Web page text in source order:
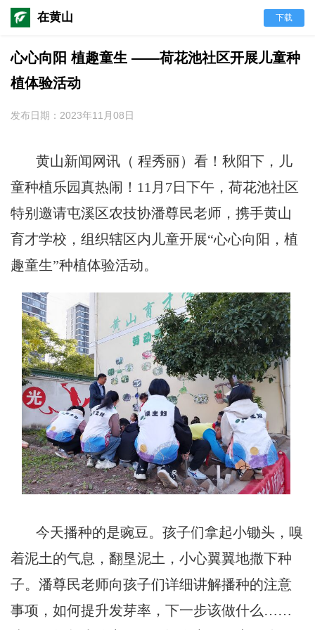
在黄山 下载
心心向阳 植趣童生 ——荷花池社区开展儿童种
植体验活动
发布日期：2023年11月08日
黄山新闻网讯（ 程秀丽） 看！秋阳下，儿
童种植乐园真热闹 ！ 11月7日下午，荷花池社区
特别邀请屯溪区农技协潘尊民老师，携手黄山
育才学校，组织辖区内儿童开展“心心向阳，植
趣童生”种植体验活动。
今天播种的是豌豆。孩子们拿起小锄头，嗅
着泥土的气息，翻垦泥土，小心翼翼地撒下种
子。潘尊民老师向孩子们详细讲解播种的注意
事项，如何提升发芽率，下一步该做什么……